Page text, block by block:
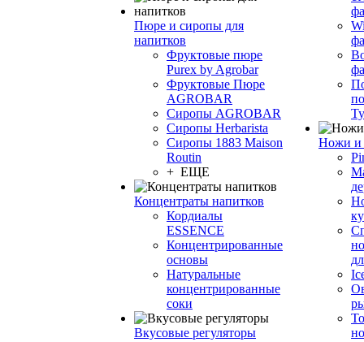
Пюре и сиропы для
напитков
Фруктовые пюре
Purex by Agrobar
Фруктовые Пюре
AGROBAR
Сиропы AGROBAR
Сиропы Herbarista
Сиропы 1883 Maison
Routin
+ ЕЩЕ
Концентраты напитков
Кордиалы
ESSENCE
Концентрированные
основы
Натуральные
концентрированные
соки
Вкусовые регуляторы
Ножи и